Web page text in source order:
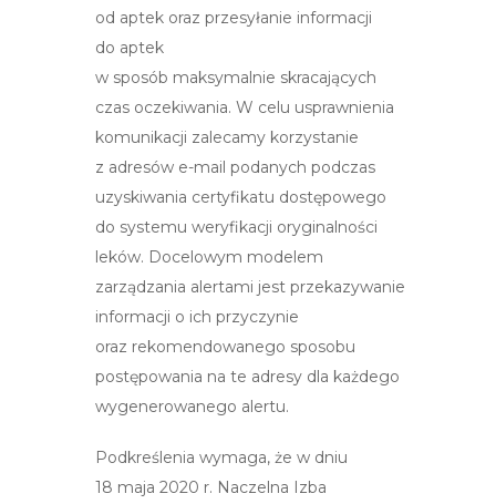
od aptek oraz przesyłanie informacji
do aptek
w sposób maksymalnie skracających
czas oczekiwania. W celu usprawnienia
komunikacji zalecamy korzystanie
z adresów e-mail podanych podczas
uzyskiwania certyfikatu dostępowego
do systemu weryfikacji oryginalności
leków. Docelowym modelem
zarządzania alertami jest przekazywanie
informacji o ich przyczynie
oraz rekomendowanego sposobu
postępowania na te adresy dla każdego
wygenerowanego alertu.
Podkreślenia wymaga, że w dniu
18 maja 2020 r. Naczelna Izba